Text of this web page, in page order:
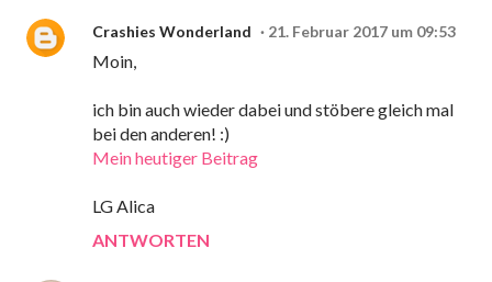
Crashies Wonderland 21. Februar 2017 um 09:53
Moin,
ich bin auch wieder dabei und stöbere gleich mal
bei den anderen! :)
Mein heutiger Beitrag
LG Alica
ANTWORTEN